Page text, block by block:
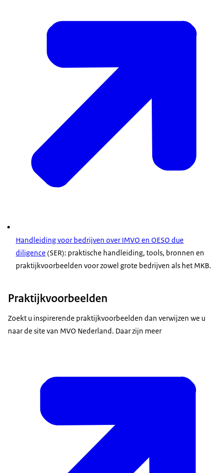
Handleiding voor bedrijven over IMVO en OESO due
diligence (SER): praktische handleiding, tools, bronnen en
praktijkvoorbeelden voor zowel grote bedrijven als het MKB.
Praktijkvoorbeelden
Zoekt u inspirerende praktijkvoorbeelden dan verwijzen we u
naar de site van MVO Nederland. Daar zijn meer